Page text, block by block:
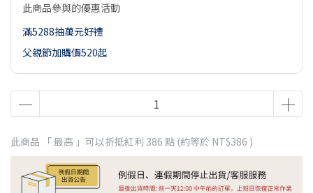
此商品參與的優惠活動
滿5288抽萬元好禮
父親節加購價520起
此商品 「 最高 」可以折抵紅利 386 點 (約等於 NT$386 )